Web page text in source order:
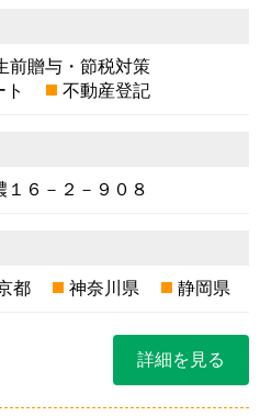
前贈与・節税対策
不動産登記
６－２－９０８
都 神奈川県 静岡県
詳細を見る